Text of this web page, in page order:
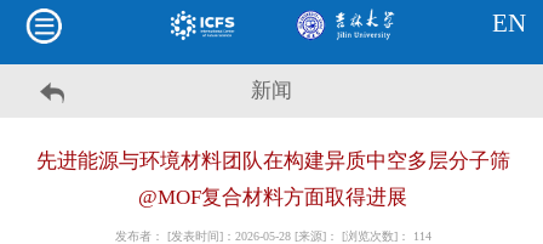
EN
新闻
先进能源与环境材料团队在构建异质中空多层分子筛
@MOF复合材料方面取得进展
发布者： [发表时间]：2026-05-28 [来源]： [浏览次数]： 114